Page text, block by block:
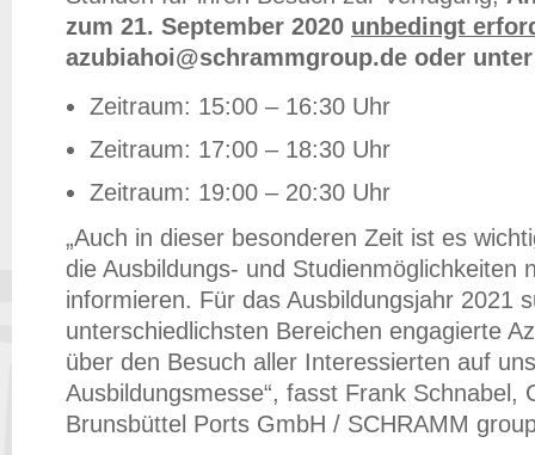
zum 21. September 2020 unbedingt
azubiahoi@schrammgroup.de oder unter
Zeitraum: 15:00 – 16:30 Uhr
Zeitraum: 17:00 – 18:30 Uhr
Zeitraum: 19:00 – 20:30 Uhr
„Auch in dieser besonderen Zeit ist es
die Ausbildungs- und Studienmöglichkeiten
informieren. Für das Ausbildungsjahr 2021
unterschiedlichsten Bereichen engagierte
über den Besuch aller Interessierten auf
Ausbildungsmesse“, fasst Frank Schnabel,
Brunsbüttel Ports GmbH / SCHRAMM